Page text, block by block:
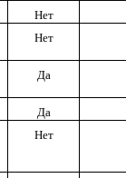
Нет
Нет
Да
Да
Нет